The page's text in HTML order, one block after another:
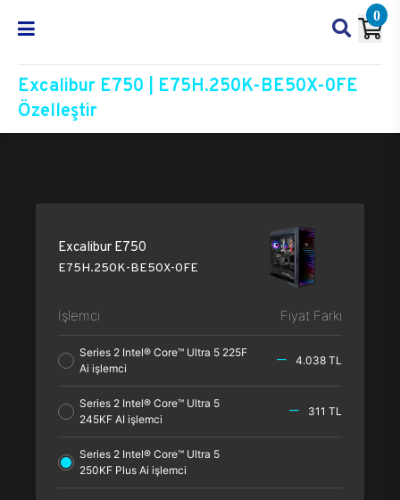
0
Excalibur E750 | E75H.250K-BE50X-0FE
Özelleştir
Excalibur E750
E75H.250K-BE50X-0FE
İşlemci Fiyat Farkı
Series 2 Intel® Core™ Ultra 5 225F
Ai işlemci
4.038 TL
Series 2 Intel® Core™ Ultra 5
245KF AI işlemci
311 TL
Series 2 Intel® Core™ Ultra 5
250KF Plus Ai işlemci